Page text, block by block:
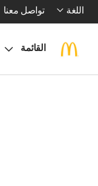
اللغة تواصل معنا
القائمة